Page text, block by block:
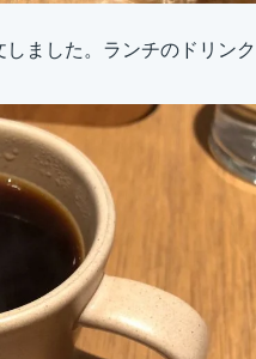
ました。ランチのドリンク